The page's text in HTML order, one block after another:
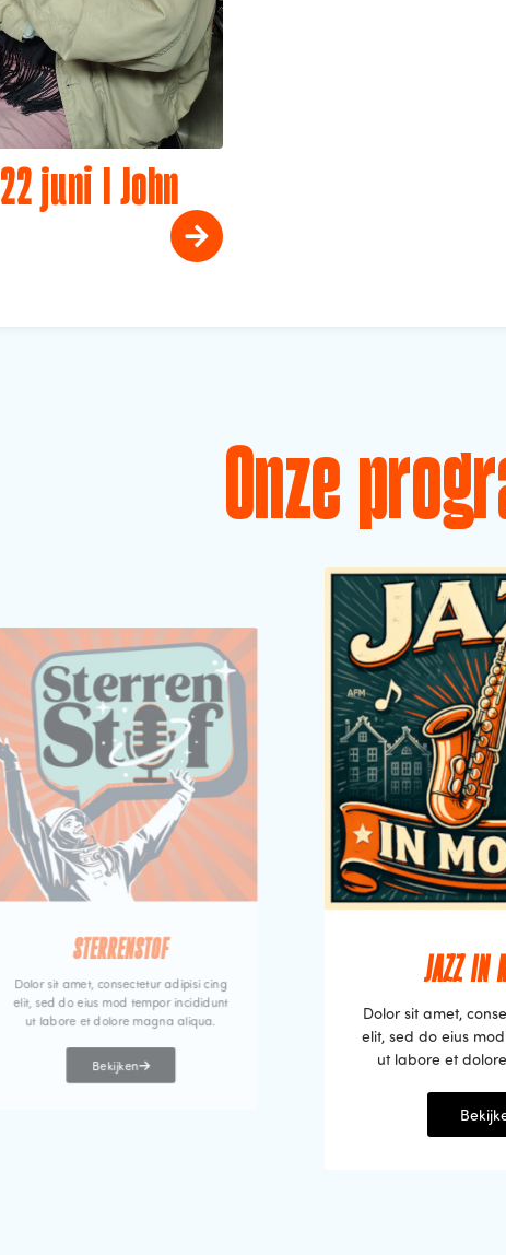
juni I John
Onze
STERRENSTOF
Dolor sit amet, consectetur adipisi cing
elit, sed do eius mod tempor incididunt
ut labore et dolore magna aliqua.
Bekijken
JAZZ IN
Dolor sit amet,
elit, sed do eius
ut labore et